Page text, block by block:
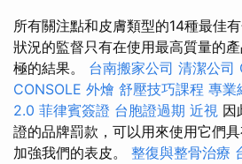
所有關注點和皮膚類型的14種最佳
狀況的監督只有在使用最高質量的
極的結果。 台南搬家公司 清潔公司
CONSOLE 外燴 舒壓技巧課程 專業
2.0 菲律賓簽證 台胞證過期 近視 因
證的品牌罰款，可以用來使用它們
加強我們的表皮。 整復與整骨治療